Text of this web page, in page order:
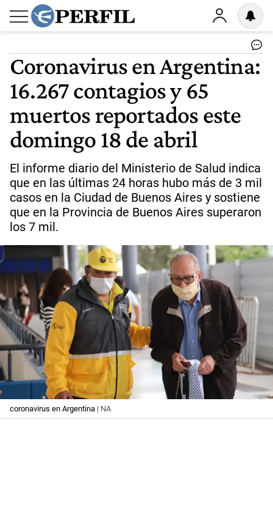
Coronavirus en Argentina:
16.267 contagios y 65
muertos reportados este
domingo 18 de abril
El informe diario del Ministerio de Salud indica
que en las últimas 24 horas hubo más de 3 mil
casos en la Ciudad de Buenos Aires y sostiene
que en la Provincia de Buenos Aires superaron
los 7 mil.
coronavirus en Argentina | NA